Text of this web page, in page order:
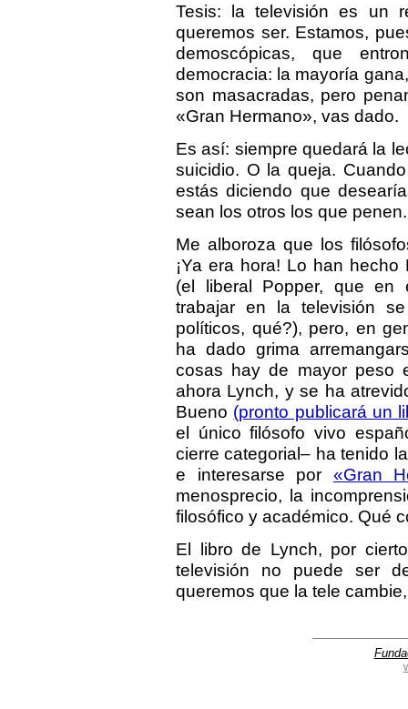
Tesis: la televisión es un
queremos ser. Estamos,
demoscópicas, que
democracia: la mayoría
son masacradas, pero
«Gran Hermano», vas dado.
Es así: siempre quedará la
suicidio. O la queja.
estás diciendo que
sean los otros los que
Me alboroza que los
¡Ya era hora! Lo han
(el liberal Popper, que en
trabajar en la televisión
políticos, qué?), pero, en
ha dado grima
cosas hay de mayor peso
ahora Lynch, y se ha
Bueno (pronto publicará un
el único filósofo vivo
cierre categorial– ha tenido
e interesarse por «Gran
menosprecio, la
filosófico y académico. Qué
El libro de Lynch, por
televisión no puede ser
queremos que la tele